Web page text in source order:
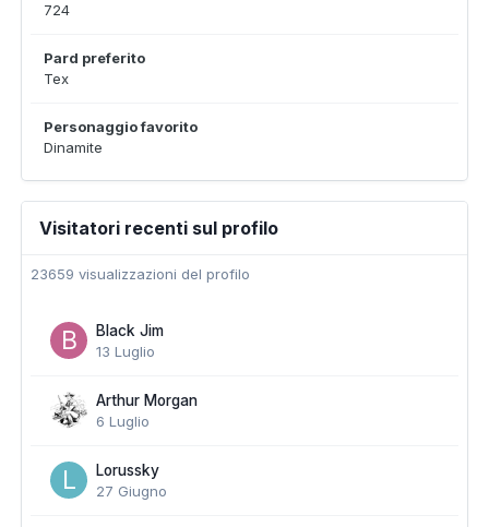
724
Pard preferito
Tex
Personaggio favorito
Dinamite
Visitatori recenti sul profilo
23659 visualizzazioni del profilo
Black Jim
13 Luglio
Arthur Morgan
6 Luglio
Lorussky
27 Giugno